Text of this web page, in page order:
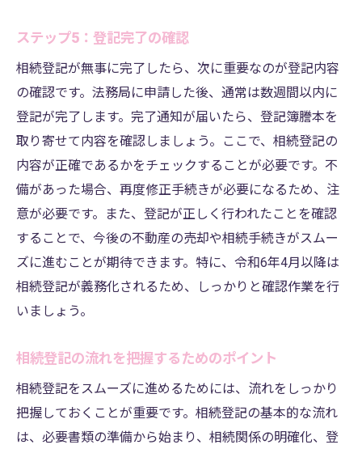
ステップ5：登記完了の確認
相続登記が無事に完了したら、次に重要なのが登記内容
の確認です。法務局に申請した後、通常は数週間以内に
登記が完了します。完了通知が届いたら、登記簿謄本を
取り寄せて内容を確認しましょう。ここで、相続登記の
内容が正確であるかをチェックすることが必要です。不
備があった場合、再度修正手続きが必要になるため、注
意が必要です。また、登記が正しく行われたことを確認
することで、今後の不動産の売却や相続手続きがスムー
ズに進むことが期待できます。特に、令和6年4月以降は
相続登記が義務化されるため、しっかりと確認作業を行
いましょう。
相続登記の流れを把握するためのポイント
相続登記をスムーズに進めるためには、流れをしっかり
把握しておくことが重要です。相続登記の基本的な流れ
は、必要書類の準備から始まり、相続関係の明確化、登